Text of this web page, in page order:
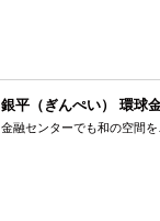
銀平（ぎんぺい） 環球
金融センターでも和の空間